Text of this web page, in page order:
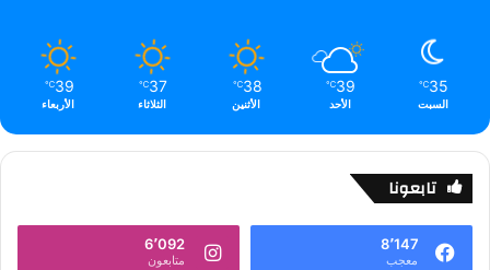
35
℃
السبت
39
℃
الأحد
38
℃
الأثنين
37
℃
الثلاثاء
39
℃
الأربعاء
تابعونا
8٬147
معجب
6٬092
متابعون